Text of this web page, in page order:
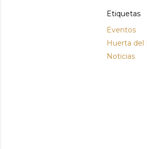
Etiquetas
Eventos
Huerta del
Noticias